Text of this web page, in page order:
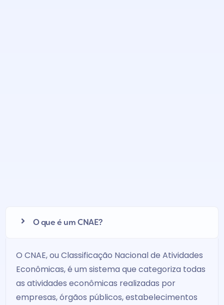
O que é um CNAE?​
O CNAE, ou Classificação Nacional de Atividades
Econômicas, é um sistema que categoriza todas
as atividades econômicas realizadas por
empresas, órgãos públicos, estabelecimentos